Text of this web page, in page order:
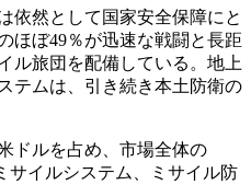
依然として国家安全保障にと
ほぼ49％が迅速な戦闘と長距
ル旅団を配備している。地上
テムは、引き続き本土防衛の
ドルを占め、市場全体の
サイルシステム、ミサイル防